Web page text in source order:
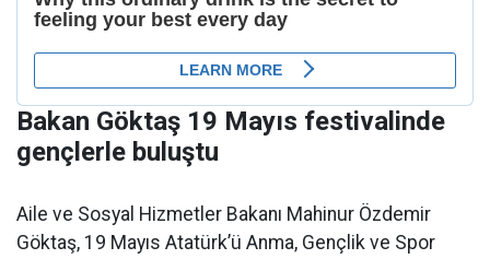
Bakan Göktaş 19 Mayıs festivalinde
gençlerle buluştu
Aile ve Sosyal Hizmetler Bakanı Mahinur Özdemir
Göktaş, 19 Mayıs Atatürk’ü Anma, Gençlik ve Spor